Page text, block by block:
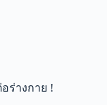
ร่างกาย !